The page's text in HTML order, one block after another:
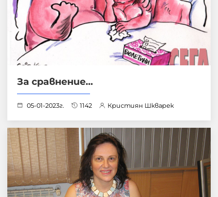
За сравнение...
05-01-2023г. 1142 Кристиян Шкварек